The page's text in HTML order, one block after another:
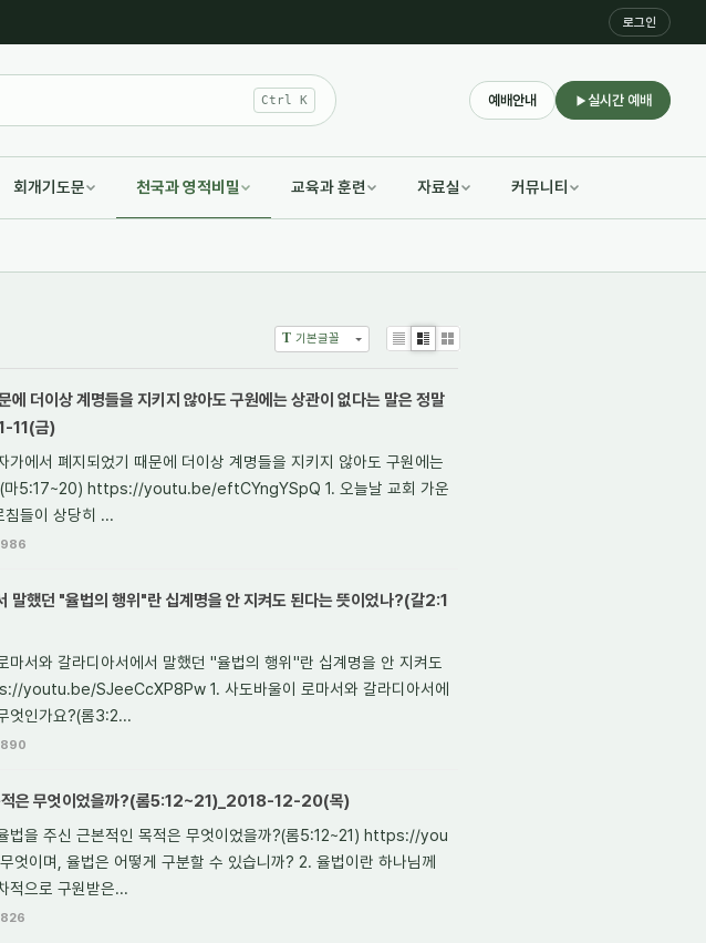
로그인
Ctrl K 예배안내 실시간 예배
회개기도문 천국과 영적비밀 교육과 훈련 자료실 커뮤니티
T 기본글꼴
ListZine
에 더이상 계명들을 지키지 않아도 구원에는 상관이 없다는 말은 정말
11(금)
가에서 폐지되었기 때문에 더이상 계명들을 지키지 않아도 구원에는
마5:17~20) https://youtu.be/eftCYngYSpQ 1. 오늘날 교회 가운
침들이 상당히 ...
986
말했던 "율법의 행위"란 십계명을 안 지켜도 된다는 뜻이었나?(갈2:1
마서와 갈라디아서에서 말했던 "율법의 행위"란 십계명을 안 지켜도
youtu.be/SJeeCcXP8Pw 1. 사도바울이 로마서와 갈라디아서에
엇인가요?(롬3:2...
890
적은 무엇이었을까?(롬5:12~21)_2018-12-20(목)
법을 주신 근본적인 목적은 무엇이었을까?(롬5:12~21) https://you
이며, 율법은 어떻게 구분할 수 있습니까? 2. 율법이란 하나님께
적으로 구원받은...
826